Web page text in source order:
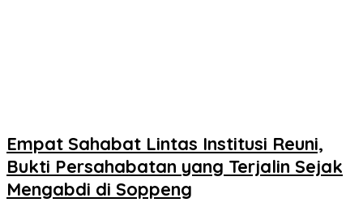
Empat Sahabat Lintas Institusi Reuni,
Bukti Persahabatan yang Terjalin Sejak
Mengabdi di Soppeng